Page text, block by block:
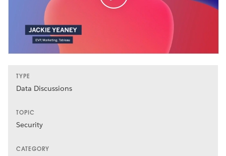
TYPE
Data Discussions
TOPIC
Security
CATEGORY